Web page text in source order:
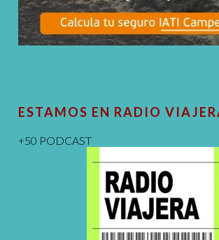
ESTAMOS EN RADIO
+50 PODCAST